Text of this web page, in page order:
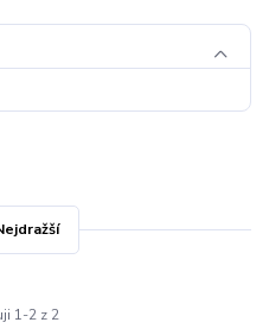
1-2 z 2